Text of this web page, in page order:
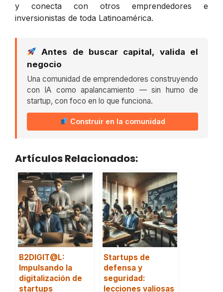
y conecta con otros emprendedores e
inversionistas de toda Latinoamérica.
Antes de buscar capital, valida el
negocio
Una comunidad de emprendedores construyendo
con IA como apalancamiento — sin humo de
startup, con foco en lo que funciona.
Construir en la comunidad
Artículos Relacionados:
B2DIGIT@L:
Impulsando la
digitalización de
startups
Startups de
defensa y
seguridad:
lecciones valiosas